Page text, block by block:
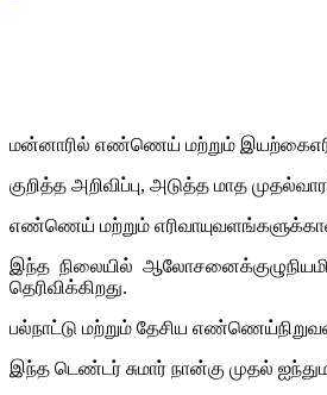
மன்னாரில் எண்ணெய் மற்றும்
குறித்த அறிவிப்பு, அடுத்த மாத
எண்ணெய் மற்றும்
இந்த நிலையில்
தெரிவிக்கிறது.
பல்நாட்டு மற்றும் தேசிய
இந்த டெண்டர் சுமார் நான்கு முதல்